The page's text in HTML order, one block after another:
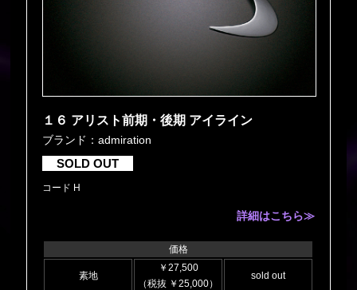
１６ アリスト前期・後期 アイライン
ブランド：admiration
SOLD OUT
コード H
詳細はこちら≫
価格
素地
￥27,500
（税抜 ￥25,000）
sold out